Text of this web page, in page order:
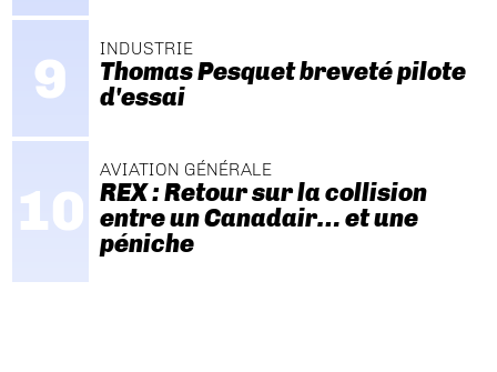
INDUSTRIE
Thomas Pesquet breveté pilote
d'essai
AVIATION GÉNÉRALE
REX : Retour sur la collision
entre un Canadair… et une
péniche